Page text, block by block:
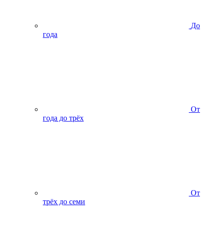
До
года
От
года до трёх
От
трёх до семи